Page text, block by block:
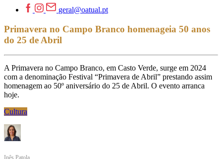
geral@oatual.pt
Primavera no Campo Branco homenageia 50 anos
do 25 de Abril
A Primavera no Campo Branco, em Casto Verde, surge em 2024
com a denominação Festival “Primavera de Abril” prestando assim
homenagem ao 50º aniversário do 25 de Abril. O evento arranca
hoje.
Cultura